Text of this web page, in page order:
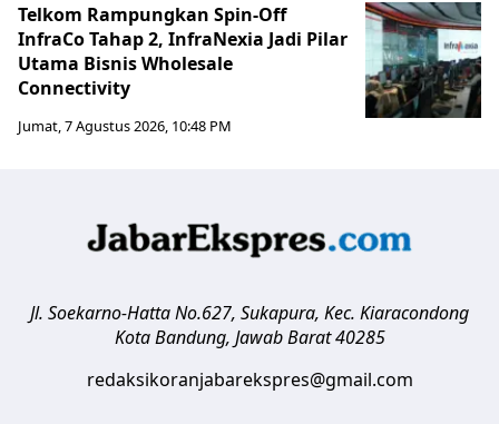
Telkom Rampungkan Spin-Off
InfraCo Tahap 2, InfraNexia Jadi Pilar
Utama Bisnis Wholesale
Connectivity
Jumat, 7 Agustus 2026, 10:48 PM
Jl. Soekarno-Hatta No.627, Sukapura, Kec. Kiaracondong
Kota Bandung, Jawab Barat 40285
redaksikoranjabarekspres@gmail.com